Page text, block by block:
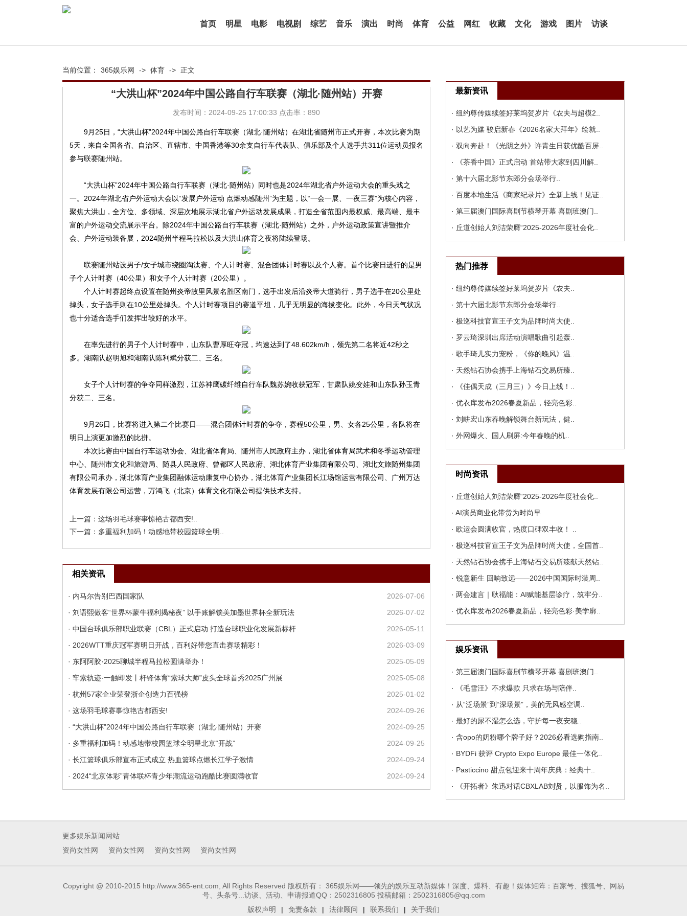
首页 明星 电影 电视剧 综艺 音乐 演出 时尚 体育 公益 网红 收藏 文化 游戏 图片 访谈
当前位置： 365娱乐网 -> 体育 -> 正文
“大洪山杯”2024年中国公路自行车联赛（湖北·随州站）开赛
发布时间：2024-09-25 17:00:33 点击率：890
9月25日，“大洪山杯”2024年中国公路自行车联赛（湖北·随州站）在湖北省随州市正式开赛，本次比赛为期
5天，来自全国各省、自治区、直辖市、中国香港等30余支自行车代表队、俱乐部及个人选手共311位运动员报名
参与联赛随州站。
“大洪山杯”2024年中国公路自行车联赛（湖北·随州站）同时也是2024年湖北省户外运动大会的重头戏之
一。2024年湖北省户外运动大会以“发展户外运动 点燃动感随州”为主题，以“一会一展、一夜三赛”为核心内容，
聚焦大洪山，全方位、多领域、深层次地展示湖北省户外运动发展成果，打造全省范围内最权威、最高端、最丰
富的户外运动交流展示平台。除2024年中国公路自行车联赛（湖北·随州站）之外，户外运动政策宣讲暨推介
会、户外运动装备展，2024随州半程马拉松以及大洪山体育之夜将陆续登场。
联赛随州站设男子/女子城市绕圈淘汰赛、个人计时赛、混合团体计时赛以及个人赛。首个比赛日进行的是男
子个人计时赛（40公里）和女子个人计时赛（20公里）。
个人计时赛起终点设置在随州炎帝故里风景名胜区南门，选手出发后沿炎帝大道骑行，男子选手在20公里处
掉头，女子选手则在10公里处掉头。个人计时赛项目的赛道平坦，几乎无明显的海拔变化。此外，今日天气状况
也十分适合选手们发挥出较好的水平。
在率先进行的男子个人计时赛中，山东队曹厚旺夺冠，均速达到了48.602km/h，领先第二名将近42秒之
多。湖南队赵明旭和湖南队陈利斌分获二、三名。
女子个人计时赛的争夺同样激烈，江苏神鹰碳纤维自行车队魏苏婉收获冠军，甘肃队姚变娃和山东队孙玉青
分获二、三名。
9月26日，比赛将进入第二个比赛日——混合团体计时赛的争夺，赛程50公里，男、女各25公里，各队将在
明日上演更加激烈的比拼。
本次比赛由中国自行车运动协会、湖北省体育局、随州市人民政府主办，湖北省体育局武术和冬季运动管理
中心、随州市文化和旅游局、随县人民政府、曾都区人民政府、湖北体育产业集团有限公司、湖北文旅随州集团
有限公司承办，湖北体育产业集团融体运动康复中心协办，湖北体育产业集团长江场馆运营有限公司、广州万达
体育发展有限公司运营，万鸿飞（北京）体育文化有限公司提供技术支持。
上一篇： 这场羽毛球赛事惊艳古都西安!..
下一篇： 多重福利加码！动感地带校园篮球全明..
相关资讯
· 内马尔告别巴西国家队
2026-07-06
· 刘语熙做客“世界杯蒙牛福利揭秘夜” 以手账解锁美加墨世界杯全新玩法
2026-07-02
· 中国台球俱乐部职业联赛（CBL）正式启动 打造台球职业化发展新标杆
2026-05-11
· 2026WTT重庆冠军赛明日开战，百利好带您直击赛场精彩！
2026-03-09
· 东阿阿胶·2025聊城半程马拉松圆满举办！
2025-05-09
· 牢索轨迹·一触即发丨杆锋体育“索球大师”皮头全球首秀2025广州展
2025-05-08
· 杭州57家企业荣登浙企创造力百强榜
2025-01-02
· 这场羽毛球赛事惊艳古都西安!
2024-09-26
· “大洪山杯”2024年中国公路自行车联赛（湖北·随州站）开赛
2024-09-25
· 多重福利加码！动感地带校园篮球全明星北京“开战”
2024-09-25
· 长江篮球俱乐部宣布正式成立 热血篮球点燃长江学子激情
2024-09-24
· 2024“北京体彩”青体联杯青少年潮流运动跑酷比赛圆满收官
2024-09-24
最新资讯
· 纽约尊传媒续签好莱坞贺岁片《农夫与超模2..
· 以艺为媒 骏启新春《2026名家大拜年》绘就..
· 双向奔赴！《光阴之外》许青生日获优酷百屏..
· 《茶香中国》正式启动 首站带大家到四川解..
· 第十六届北影节东郎分会场举行..
· 百度本地生活《商家纪录片》全新上线！见证..
· 第三届澳门国际喜剧节横琴开幕 喜剧班澳门..
· 丘道创始人刘洁荣膺“2025-2026年度社会化..
热门推荐
· 纽约尊传媒续签好莱坞贺岁片《农夫..
· 第十六届北影节东郎分会场举行..
· 极巡科技官宣王子文为品牌时尚大使..
· 罗云琦深圳出席活动演唱歌曲引起轰..
· 歌手琦儿实力宠粉，《你的晚风》温..
· 天然钻石协会携手上海钻石交易所臻..
· 《佳偶天成（三月三）》今日上线！..
· 优衣库发布2026春夏新品，轻亮色彩..
· 刘畊宏山东春晚解锁舞台新玩法，健..
· 外网爆火、国人刷屏:今年春晚的机..
时尚资讯
· 丘道创始人刘洁荣膺“2025-2026年度社会化..
· AI演员商业化带货为时尚早
· 欧运会圆满收官，热度口碑双丰收！ ..
· 极巡科技官宣王子文为品牌时尚大使，全国首..
· 天然钻石协会携手上海钻石交易所臻献天然钻..
· 锐意新生 回响致远——2026中国国际时装周..
· 两会建言｜耿福能：AI赋能基层诊疗，筑牢分..
· 优衣库发布2026春夏新品，轻亮色彩·美学廓..
娱乐资讯
· 第三届澳门国际喜剧节横琴开幕 喜剧班澳门..
· 《毛雪汪》不求爆款 只求在场与陪伴..
· 从“泛场景”到“深场景”，美的无风感空调..
· 最好的尿不湿怎么选，守护每一夜安稳..
· 含opo的奶粉哪个牌子好？2026必看选购指南..
· BYDFi 获评 Crypto Expo Europe 最佳一体化..
· Pasticcino 甜点包迎来十周年庆典：经典十..
· 《开拓者》朱迅对话CBXLAB刘贤，以服饰为名..
更多娱乐新闻网站
资尚女性网
资尚女性网 资尚女性网 资尚女性网
Copyright @ 2010-2015 http://www.365-ent.com, All Rights Reserved 版权所有： 365娱乐网——领先的娱乐互动新媒体！深度、爆料、有趣！媒体矩阵：百家号、搜狐号、网易
号、头条号...访谈、活动、申请报道QQ：2502316805 投稿邮箱：2502316805@qq.com
版权声明
| 免责条款 | 法律顾问 | 联系我们 | 关于我们